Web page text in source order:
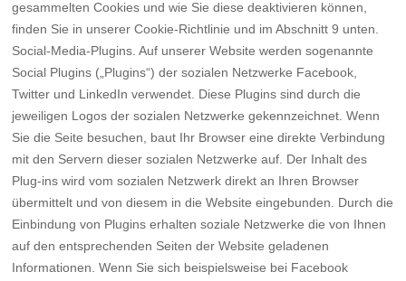
gesammelten Cookies und wie Sie diese deaktivieren können,
finden Sie in unserer Cookie-Richtlinie und im Abschnitt 9 unten.
Social-Media-Plugins. Auf unserer Website werden sogenannte
Social Plugins („Plugins“) der sozialen Netzwerke Facebook,
Twitter und LinkedIn verwendet. Diese Plugins sind durch die
jeweiligen Logos der sozialen Netzwerke gekennzeichnet. Wenn
Sie die Seite besuchen, baut Ihr Browser eine direkte Verbindung
mit den Servern dieser sozialen Netzwerke auf. Der Inhalt des
Plug-ins wird vom sozialen Netzwerk direkt an Ihren Browser
übermittelt und von diesem in die Website eingebunden. Durch die
Einbindung von Plugins erhalten soziale Netzwerke die von Ihnen
auf den entsprechenden Seiten der Website geladenen
Informationen. Wenn Sie sich beispielsweise bei Facebook